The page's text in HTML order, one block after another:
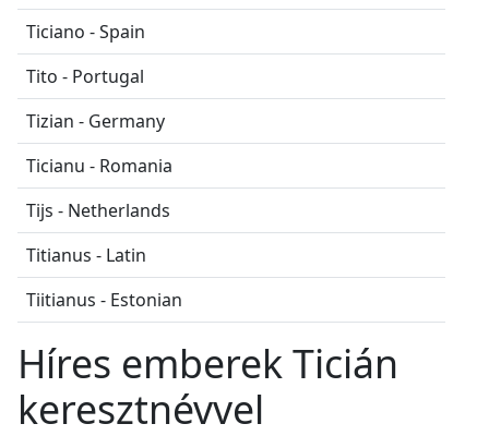
Ticiano - Spain
Tito - Portugal
Tizian - Germany
Ticianu - Romania
Tijs - Netherlands
Titianus - Latin
Tiitianus - Estonian
Híres emberek Ticián
keresztnévvel